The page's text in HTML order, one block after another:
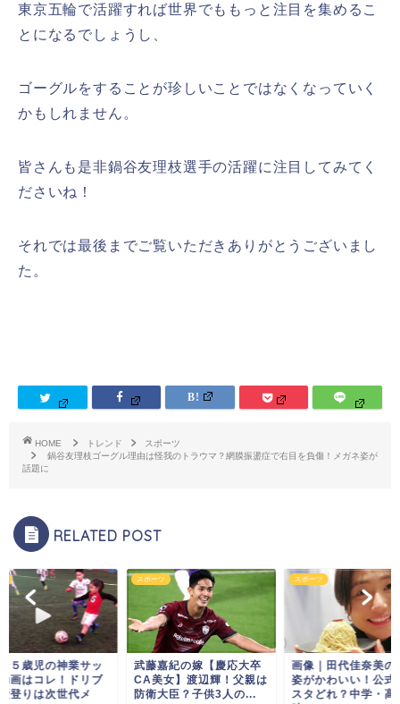
東京五輪で活躍すれば世界でももっと注目を集めるこ
とになるでしょうし、
ゴーグルをすることが珍しいことではなくなっていく
かもしれません。
皆さんも是非鍋谷友理枝選手の活躍に注目してみてく
ださいね！
それでは最後までご覧いただきありがとうございまし
た。
HOME トレンド
スポーツ
鍋谷友理枝ゴーグル理由は怪我のトラウマ？網膜振盪症で右目を負傷！メガネ姿が
話題に
RELATED POST
５歳児の神業サッ
画はコレ！ドリブ
登りは次世代メ
スポーツ
武藤嘉紀の嫁【慶応大卒
CA美女】渡辺輝！父親は
防衛大臣？子供3人の...
スポーツ
画像｜田代佳奈美の
姿がかわいい！公式
スタどれ？中学・高